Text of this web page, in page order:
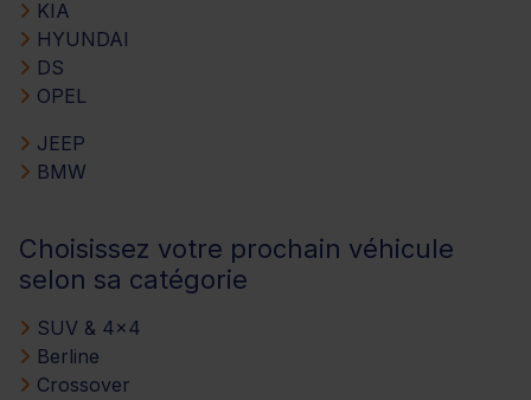
KIA
HYUNDAI
DS
OPEL
JEEP
BMW
Choisissez votre prochain véhicule
selon sa catégorie
SUV & 4x4
Berline
Crossover